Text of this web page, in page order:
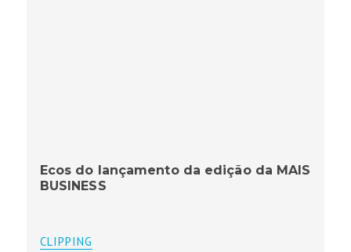
Ecos do lançamento da edição da MAIS
BUSINESS
CLIPPING